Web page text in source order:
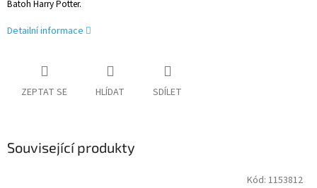
Batoh Harry Potter.
Detailní informace
ZEPTAT SE HLÍDAT SDÍLET
Související produkty
Kód: 1153812